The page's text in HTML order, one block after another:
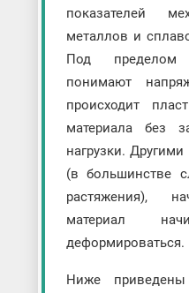
показателей
металлов и
Под пределом
понимают
происходит
материала без
нагрузки.
(в большинстве
растяжения),
материал
деформироваться.
Ниже